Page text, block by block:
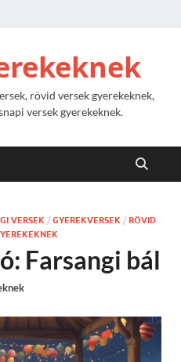
rövid versek gyerekeknek,
versek gyerekeknek.
VERSEK / GYEREKVERSEK / RÖVID
Farsangi bál